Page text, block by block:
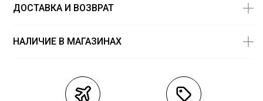
ДОСТАВКА И ВОЗВРАТ
Курьерская доставка СДЭК
НАЛИЧИЕ В МАГАЗИНАХ